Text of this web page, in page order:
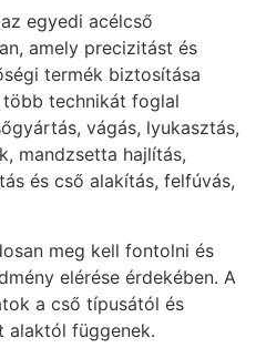
egyedi acélcső
amely precizitást és
termék biztosítása
technikát foglal
vágás, lyukasztás,
mandzsetta hajlítás,
és cső alakítás, felfúvás,
meg kell fontolni és
elérése érdekében. A
a cső típusától és
alaktól függenek.